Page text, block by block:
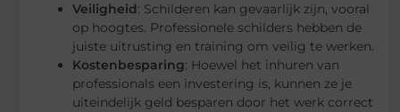
Veiligheid: Schilderen kan gevaarlijk zijn, vooral
op hoogtes. Professionele schilders hebben de
juiste uitrusting en training om veilig te werken.
Kostenbesparing: Hoewel het inhuren van
professionals een investering is, kunnen ze je
uiteindelijk geld besparen door het werk correct